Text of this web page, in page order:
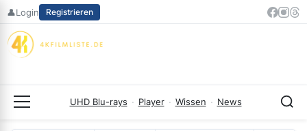
Zum
springen
👤Login Registrieren
UHD Blu-rays · Player · Wissen · News